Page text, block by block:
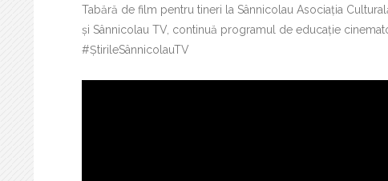
Tabără de film pentru tineri la Sânnicolau Asociația
și Sânnicolau TV, continuă programul de educație
#ȘtirileSânnicolauTV